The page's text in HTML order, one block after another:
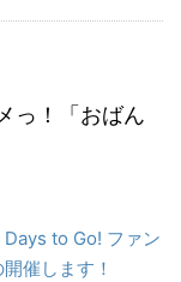
っ！「おばん
Days to Go! ファン
催します！